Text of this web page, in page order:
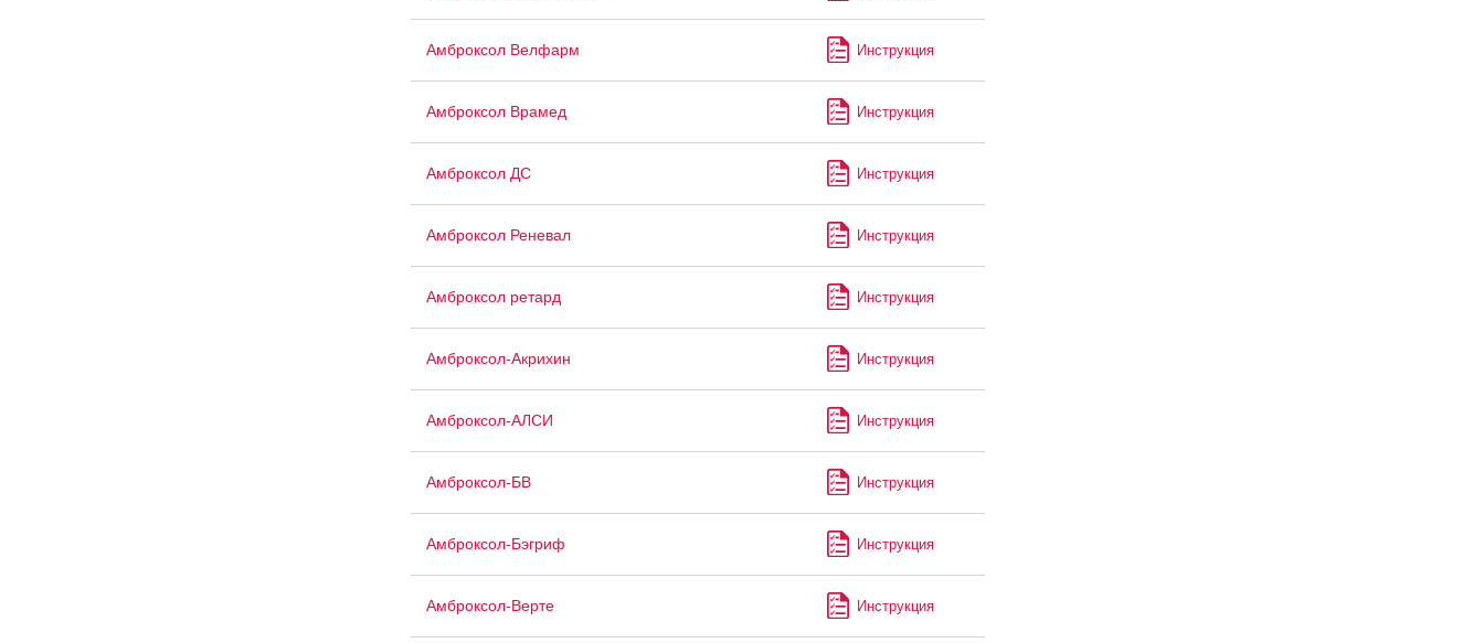
Амброксол Велфарм Инструкция
Амброксол Врамед Инструкция
Амброксол ДС Инструкция
Амброксол Реневал Инструкция
Амброксол ретард Инструкция
Амброксол-Акрихин Инструкция
Амброксол-АЛСИ Инструкция
Амброксол-БВ Инструкция
Амброксол-Бэгриф Инструкция
Амброксол-Верте Инструкция